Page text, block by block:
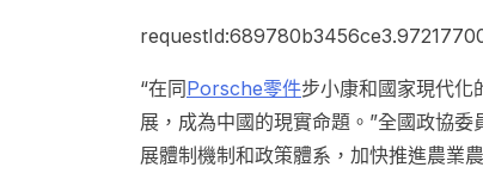
“在同Porsche零件步小康和國家現代化
展，成為中國的現實命題。”全國政協委
展體制機制和政策體系，加快推進農業